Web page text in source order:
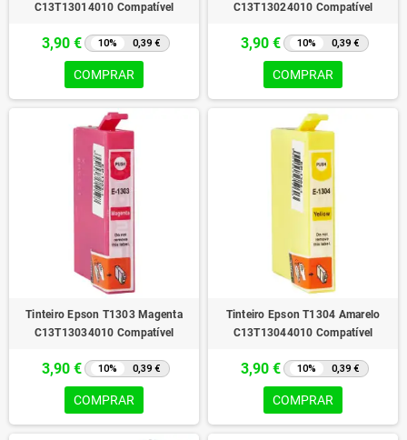
C13T13014010 Compatível
3,90 € 10% 0,39 €
COMPRAR
C13T13024010 Compatível
3,90 € 10% 0,39 €
COMPRAR
Tinteiro Epson T1303 Magenta
C13T13034010 Compatível
3,90 € 10% 0,39 €
COMPRAR
Tinteiro Epson T1304 Amarelo
C13T13044010 Compatível
3,90 € 10% 0,39 €
COMPRAR